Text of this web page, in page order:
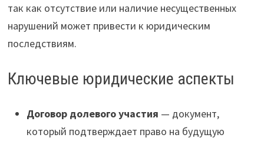
так как отсутствие или наличие несущественных
нарушений может привести к юридическим
последствиям.
Ключевые юридические аспекты
Договор долевого участия — документ,
который подтверждает право на будущую